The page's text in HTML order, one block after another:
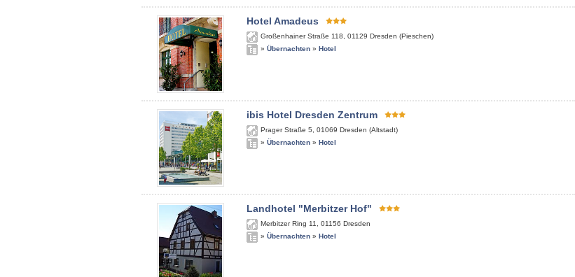
Hotel Amadeus
Großenhainer Straße 118 01129 Dresden (Pieschen)
» Übernachten » Hotel
ibis Hotel Dresden Zentrum
Prager Straße 5 01069 Dresden (Altstadt)
» Übernachten » Hotel
Landhotel "Merbitzer Hof"
Merbitzer Ring 11 01156 Dresden
» Übernachten » Hotel